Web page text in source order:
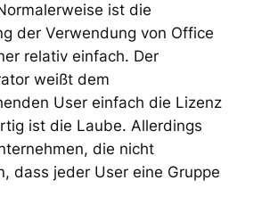
ist die
der Verwendung von Office
relativ einfach. Der
weißt dem
User einfach die Lizenz
ist die Laube. Allerdings
die nicht
dass jeder User eine Gruppe